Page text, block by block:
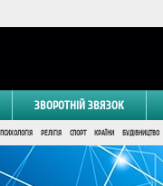
ЗВОРОТНІЙ ЗВЯЗОК
ПСИХОЛОГІЯ РЕЛІГІЯ СПОРТ КРАЇНИ БУДІВНИЦТВО